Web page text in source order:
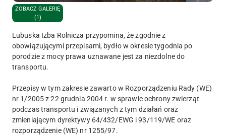
ZOBACZ GALERIĘ
(1)
Lubuska Izba Rolnicza przypomina, że zgodnie z
obowiązującymi przepisami, bydło w okresie tygodnia po
porodzie z mocy prawa uznawane jest za niezdolne do
transportu.
Przepisy w tym zakresie zawarto w Rozporządzeniu Rady (WE)
nr 1/2005 z 22 grudnia 2004 r. w sprawie ochrony zwierząt
podczas transportu i związanych z tym działań oraz
zmieniającym dyrektywy 64/432/EWG i 93/119/WE oraz
rozporządzenie (WE) nr 1255/97.